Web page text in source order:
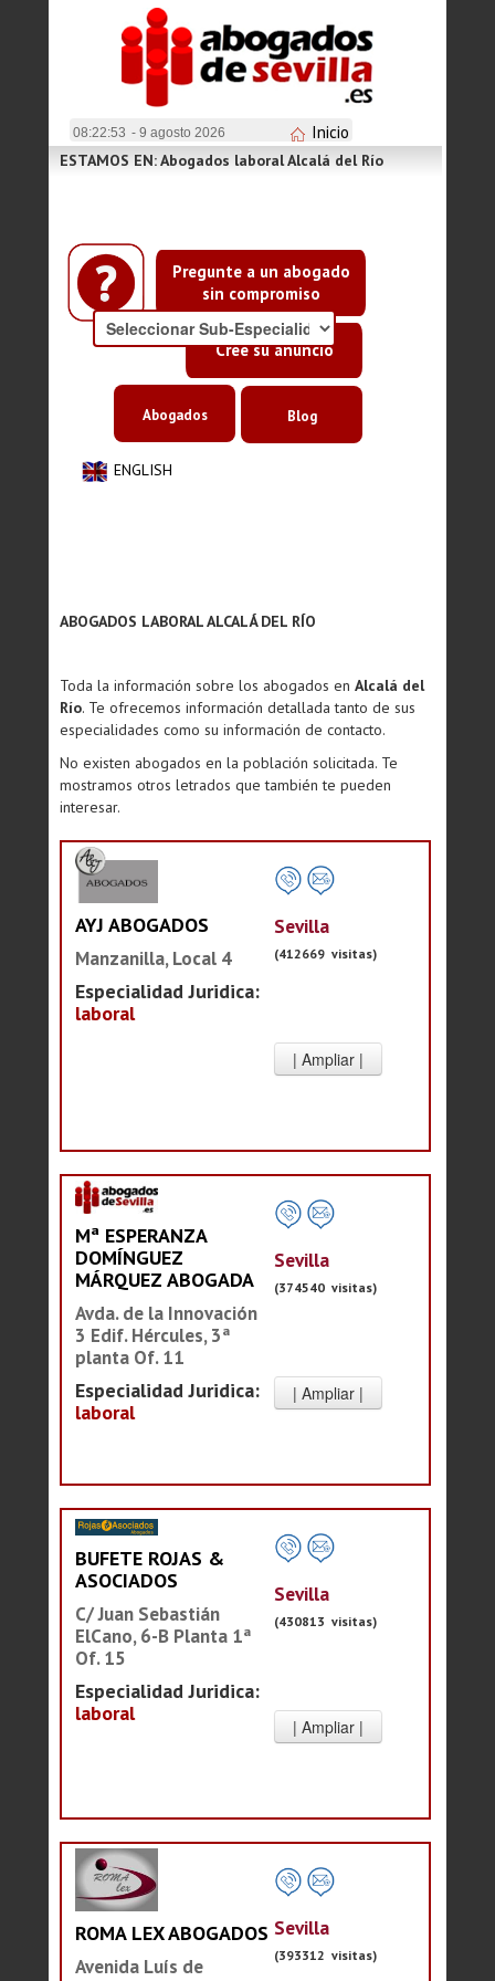
08:22:53 - 9 agosto 2026 Inicio
Pregunte a un abogado
sin compromiso
Cree su anuncio
ESTAMOS EN: Abogados laboral Alcalá del Río
ENGLISH
Abogados Blog
ABOGADOS LABORAL ALCALÁ DEL RÍO
Toda la información sobre los abogados en Alcalá del
Río. Te ofrecemos información detallada tanto de sus
especialidades como su información de contacto.
No existen abogados en la población solicitada. Te
mostramos otros letrados que también te pueden
interesar.
AYJ ABOGADOS
Manzanilla, Local 4
Especialidad Juridica:
laboral
Sevilla
(412669 visitas)
Mª ESPERANZA
DOMÍNGUEZ
MÁRQUEZ ABOGADA
Avda. de la Innovación
3 Edif. Hércules, 3ª
planta Of. 11
Especialidad Juridica:
laboral
Sevilla
(374540 visitas)
BUFETE ROJAS &
ASOCIADOS
C/ Juan Sebastián
ElCano, 6-B Planta 1ª
Of. 15
Especialidad Juridica:
laboral
Sevilla
(430813 visitas)
ROMA LEX ABOGADOS
Avenida Luís de
Sevilla
(393312 visitas)